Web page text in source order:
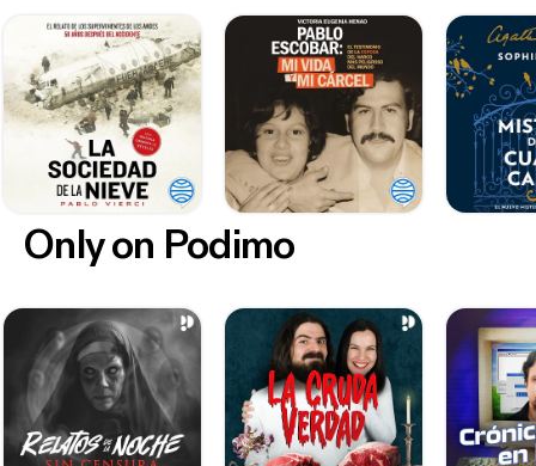
Only on Podimo